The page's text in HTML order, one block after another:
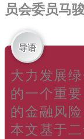
员会委员马
导语
大力发展
的一个重
的金融风
本文基于